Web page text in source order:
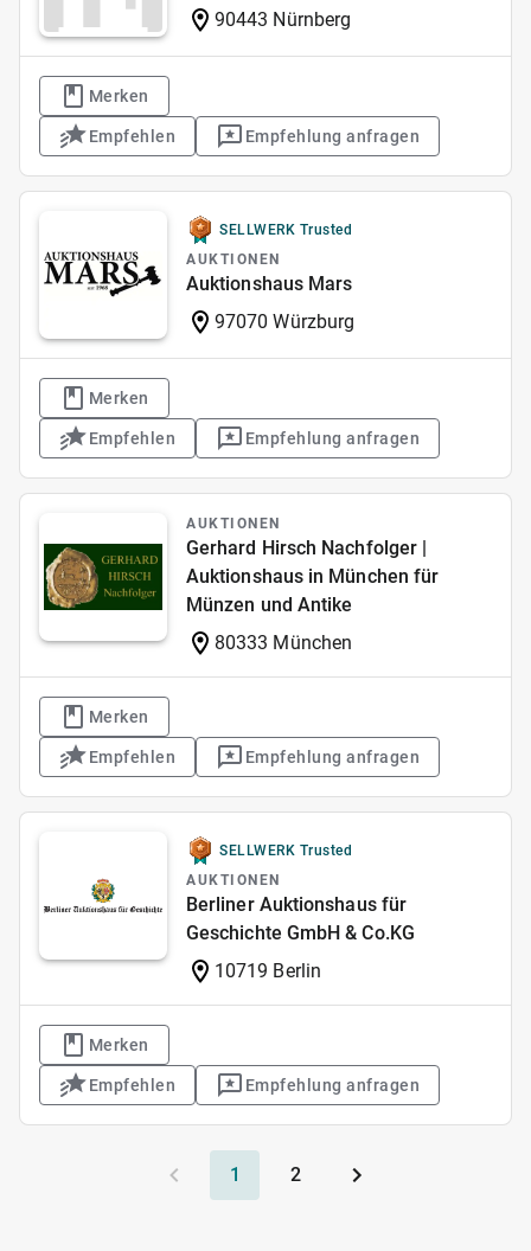
90443 Nürnberg
Merken
Empfehlen Empfehlung anfragen
SELLWERK Trusted
AUKTIONEN
Auktionshaus Mars
97070 Würzburg
Merken
Empfehlen Empfehlung anfragen
AUKTIONEN
Gerhard Hirsch Nachfolger |
Auktionshaus in München für
Münzen und Antike
80333 München
Merken
Empfehlen Empfehlung anfragen
SELLWERK Trusted
AUKTIONEN
Berliner Auktionshaus für
Geschichte GmbH & Co.KG
10719 Berlin
Merken
Empfehlen Empfehlung anfragen
1 2